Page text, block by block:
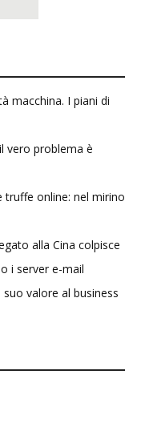
macchina. I piani di
vero problema è
truffe online: nel mirino
alla Cina colpisce
i server e-mail
valore al business